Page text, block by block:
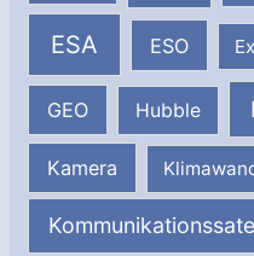
ESA ESO
GEO Hubble
Kamera